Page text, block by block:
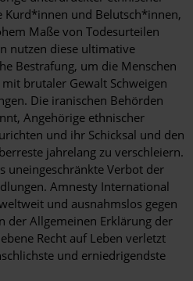
Kurd*innen und Belutsch*innen,
Maße von Todesurteilen
nutzen diese ultimative
Bestrafung, um die Menschen
brutaler Gewalt Schweigen
Die iranischen Behörden
Angehörige ethnischer
und ihr Schicksal und den
jahrelang zu verschleiern.
uneingeschränkte Verbot der
Amnesty International
und ausnahmslos gegen
der Allgemeinen Erklärung der
Recht auf Leben verletzt
und erniedrigendste